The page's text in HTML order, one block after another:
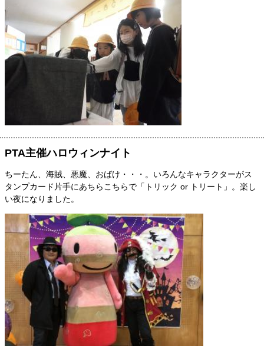
PTA主催ハロウィンナイト
ちーたん、海賊、悪魔、おばけ・・・。いろんなキャラクターがス
タンプカード片手にあちらこちらで「トリック or トリート」。楽し
い夜になりました。